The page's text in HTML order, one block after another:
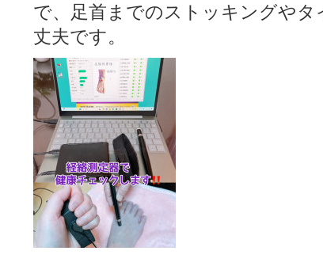
で、足首までのストッキングや
丈夫です。